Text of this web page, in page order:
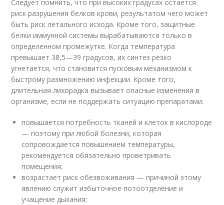
Следует помнить, что при высоких градусах остается
риск разрушения белков крови, результатом чего может
быть риск летального исхода. Кроме того, защитные
белки иммунной системы вырабатываются только в
определенном промежутке. Когда температура
превышает 38,5—39 градусов, их синтез резко
угнетается, что становится пусковым механизмом к
быстрому размножению инфекции. Кроме того,
длительная лихорадка вызывает опасные изменения в
организме, если не поддержать ситуацию препаратами:
повышается потребность тканей и клеток в кислороде
— поэтому при любой болезни, которая
сопровождается повышением температуры,
рекомендуется обязательно проветривать
помещения;
возрастает риск обезвоживания — причиной этому
явлению служит избыточное потоотделение и
учащение дыхания;